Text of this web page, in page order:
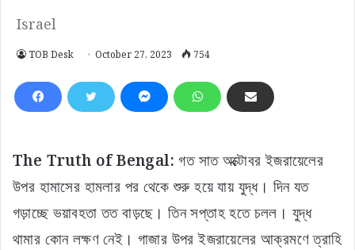
Israel
TOB Desk October 27, 2023 754
The Truth of Bengal: গত সাত অক্টোবর ইজরায়েলের
উপর হামাসের হামলার পর থেকে শুরু হয়ে যায় যুদ্ধ। দিন যত
গড়াচ্ছে ভয়াবহতা তত বাড়ছে। তিন সপ্তাহ হতে চলল। যুদ্ধ
থামার কোন লক্ষণ নেই। গাজার উপর ইজরায়েলের আক্রমণে ত্রাহি